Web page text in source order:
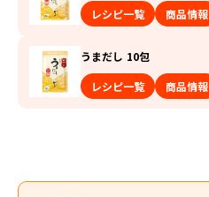
レシピ一覧
商品情報
うまだし 10包
レシピ一覧
商品情報